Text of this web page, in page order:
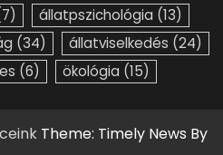
állatpszichológia (13)
(34) állatviselkedés (24)
(6) ökológia (15)
Theme: Timely News By